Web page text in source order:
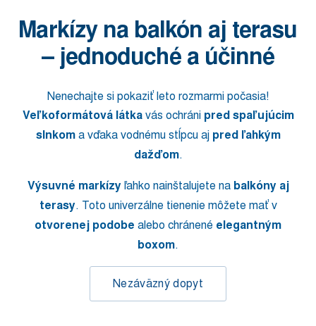
Markízy na balkón aj terasu
– jednoduché a účinné
Nenechajte si pokaziť leto rozmarmi počasia!
Veľkoformátová látkavás ochráni pred spaľujúcim
slnkoma vďaka vodnému stĺpcu aj pred ľahkým
dažďom.
Výsuvné markízyľahko nainštalujete na balkóny aj
terasy. Toto univerzálne tienenie môžete mať v
otvorenej podobe alebo chránené elegantným
boxom.
Nezáväzný dopyt